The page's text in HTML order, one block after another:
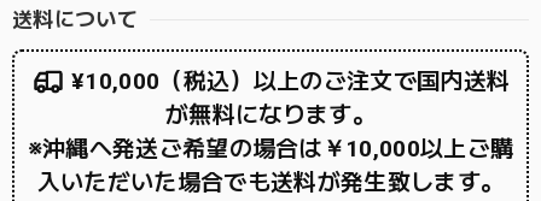
送料について
¥10,000（税込）以上のご注文で国内送料
が無料になります。
※沖縄へ発送ご希望の場合は￥10,000以上ご購
入いただいた場合でも送料が発生致します。